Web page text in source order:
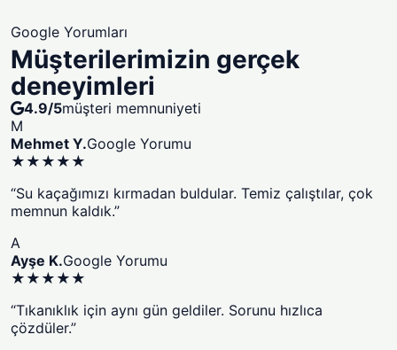
Google Yorumları
Müşterilerimizin gerçek
deneyimleri
4.9/5müşteri memnuniyeti
M
Mehmet Y.Google Yorumu
★★★★★
“Su kaçağımızı kırmadan buldular. Temiz çalıştılar, çok
memnun kaldık.”
A
Ayşe K.Google Yorumu
★★★★★
“Tıkanıklık için aynı gün geldiler. Sorunu hızlıca
çözdüler.”